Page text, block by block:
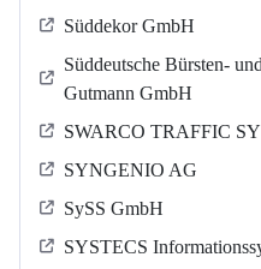
Süddekor GmbH
Süddeutsche Bürsten-
Gutmann GmbH
SWARCO TRAFFIC
SYNGENIO AG
SySS GmbH
SYSTECS